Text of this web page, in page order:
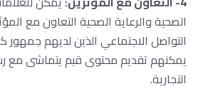
الصحية والرعاية الصحية التعاون مع
التواصل الاجتماعي الذين لديهم جمهور
يمكنهم تقديم محتوى قيم يتماشى مع
التجارية.